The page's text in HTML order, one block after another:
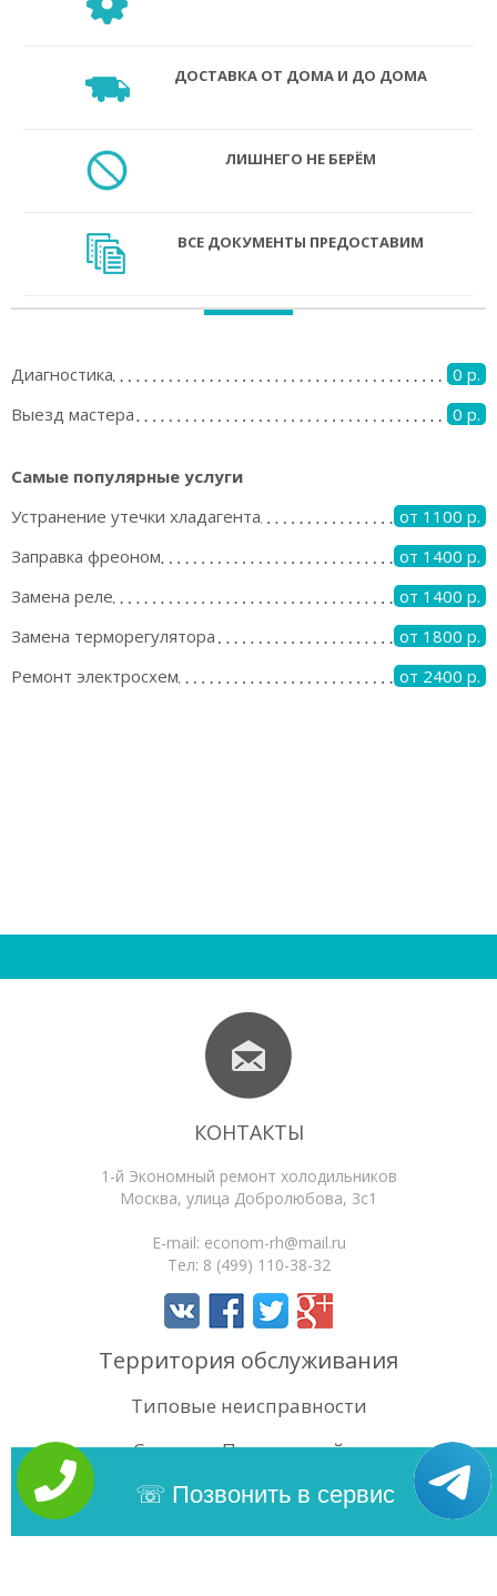
ДОСТАВКА ОТ ДОМА И ДО ДОМА
ЛИШНЕГО НЕ БЕРЁМ
ВСЕ ДОКУМЕНТЫ ПРЕДОСТАВИМ
Диагностика
0 р.
Выезд мастера
0 р.
Самые популярные услуги
Устранение утечки хладагента
от 1100 р.
Заправка фреоном
от 1400 р.
Замена реле
от 1400 р.
Замена терморегулятора
от 1800 р.
Ремонт электросхем
от 2400 р.
КОНТАКТЫ
1-й Экономный ремонт холодильников
Москва, улица Добролюбова, 3с1
E-mail: econom-rh@mail.ru
Тел: 8 (499) 110-38-32
Территория обслуживания
Типовые неисправности
Статьи
Поиск по сайту
Позвонить в сервис